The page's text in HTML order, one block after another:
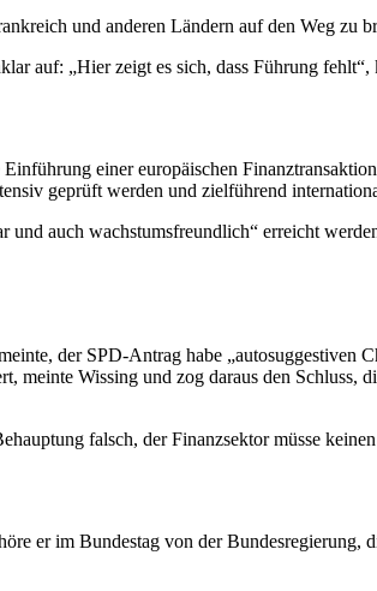
und anderen Ländern auf den Weg zu
auf: „Hier zeigt es sich, dass Führung fehlt“,
einer europäischen
geprüft werden und zielführend
auch wachstumsfreundlich“ erreicht
der SPD-Antrag habe „autosuggestiven
Wissing und zog daraus den Schluss,
falsch, der Finanzsektor müsse
er im Bundestag von der Bundesregierung,